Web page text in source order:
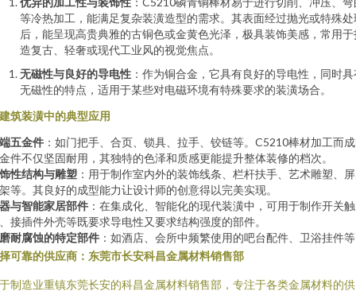
等冷热加工，能满足复杂装潢造型的需求。其表面经过抛光或特殊处
后，能呈现高贵典雅的古铜色或金黄色光泽，极具装饰美感，常用于
造复古、轻奢或现代工业风的视觉焦点。
无磁性与良好的导电性 ：作为铜合金，它具有良好的导电性，同时
无磁性的特点，适用于某些对电磁环境有特殊要求的装潢场合。
筑装潢中的典型应用
五金件 ：如门把手、合页、锁具、拉手、铰链等。C5210棒材加工而
件不仅坚固耐用，其独特的色泽和质感更能提升整体装修的档次。
性结构与雕塑 ：用于制作室内外的装饰线条、栏杆扶手、艺术雕塑、
等。其良好的成型能力让设计师的创意得以完美实现。
与智能家居部件 ：在集成化、智能化的现代装潢中，可用于制作开关触
接插件外壳等既要求导电性又要求结构强度的部件。
耐腐蚀的特定部件 ：如酒店、会所中频繁使用的吧台配件、卫浴挂件
可靠的供应商：东莞市长安科昌金属材料销售部
制造业重镇东莞长安的科昌金属材料销售部，专注于各类金属材料的供